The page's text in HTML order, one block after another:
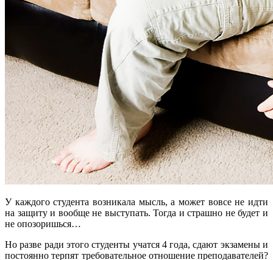
У каждого студента возникала мысль, а может вовсе не идти
на защиту и вообще не выступать. Тогда и страшно не будет и
не опозоришься…
Но разве ради этого студенты учатся 4 года, сдают экзамены и
постоянно терпят требовательное отношение преподавателей?